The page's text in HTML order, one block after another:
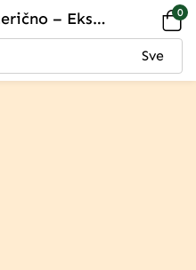
Ulje kurkume eterično – Ekstrakt za regeneraciju nervnog sistema 0